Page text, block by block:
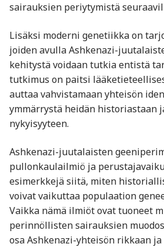
sairauksien periytymistä
Lisäksi moderni genetiikka on
joiden avulla Ashkenazi-
kehitystä voidaan tutkia entistä
tutkimus on paitsi
auttaa vahvistamaan yhteisön
ymmärrystä heidän historiastaan
nykyisyyteen.
Ashkenazi-juutalaisten
pullonkaulailmiö ja
esimerkkejä siitä, miten
voivat vaikuttaa populaation
Vaikka nämä ilmiöt ovat tuoneet
perinnöllisten sairauksien
osa Ashkenazi-yhteisön rikkaan